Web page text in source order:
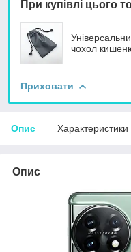
При купівлі цього
чохол
Приховати
Опис Характеристики
Опис